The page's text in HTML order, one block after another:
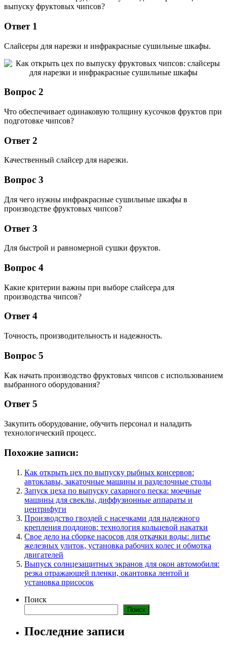
выпуску фруктовых чипсов?
Ответ 1
Слайсеры для нарезки и инфракрасные сушильные шкафы.
Вопрос 2
Что обеспечивает одинаковую толщину кусочков фруктов при
подготовке чипсов?
Ответ 2
Качественный слайсер для нарезки.
Вопрос 3
Для чего нужны инфракрасные сушильные шкафы в
производстве фруктовых чипсов?
Ответ 3
Для быстрой и равномерной сушки фруктов.
Вопрос 4
Какие критерии важны при выборе слайсера для
производства чипсов?
Ответ 4
Точность, производительность и надежность.
Вопрос 5
Как начать производство фруктовых чипсов с использованием
выбранного оборудования?
Ответ 5
Закупить оборудование, обучить персонал и наладить
технологический процесс.
Похожие записи:
Как открыть цех по выпуску рыбных консервов:
автоклавы, закаточные машины и разделочные столы
Запуск цеха по выпуску сахарного песка: моечные
машины для свеклы, диффузионные аппараты и
центрифуги
Производство гвоздей с насечками для надежного
крепления поддонов: технология кольцевой накатки
Свое дело на сборке насосов для откачки воды: литье
железных улиток, установка рабочих колес и обмотка
двигателей
Выпуск солнцезащитных экранов для окон автомобиля:
резка отражающей пленки, окантовка лентой и
установка присосок
Поиск
Поиск
Последние записи